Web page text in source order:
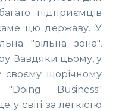
підприємців
цю державу. У
"вільна зона",
Завдяки цьому, у
своєму щорічному
"Doing Business"
у світі за легкістю